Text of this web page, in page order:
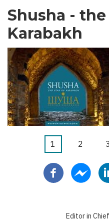
Shusha -
Karabakh
Pagination
Trang
thời
1 Trang
2 3
Editor in